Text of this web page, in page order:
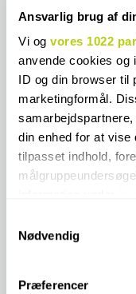
Ansvarlig brug af
Vi og vores 1022
anvende cookies og
ID og din browser
marketingformål.
din enhed for at vise
tilpasset indhold,
indstillinger fra
Hvis du tillader det,
Nødvendig
Præferencer
køb af Equipe